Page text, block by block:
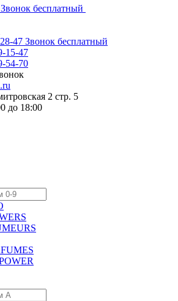
Звонок бесплатный
47 Звонок бесплатный
15-47
54-70
2 стр. 5
до 18:00